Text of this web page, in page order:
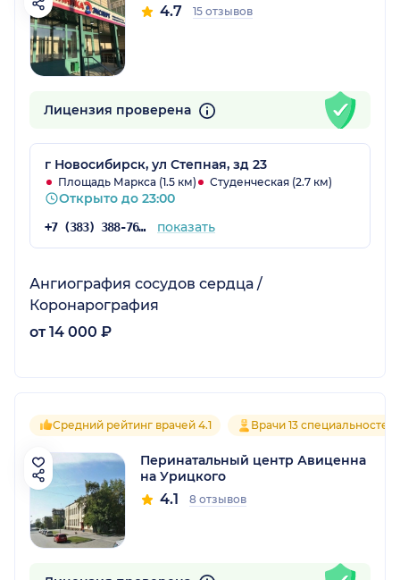
4.7 15 отзывов
Лицензия проверена
г Новосибирск, ул Степная, зд 23
Площадь Маркса (1.5 км) Студенческая (2.7 км)
Открыто до 23:00
+7 (383) 388-76-63 показать
Ангиография сосудов сердца /
Коронарография
от 14 000 ₽
Средний рейтинг врачей 4.1 Врачи 13 специальностей
Перинатальный центр Авиценна
на Урицкого
4.1 8 отзывов